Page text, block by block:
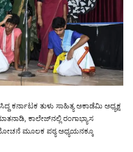
ಕರ್ನಾಟಕ ತುಳು ಸಾಹಿತ್ಯ ಅಕಾಡೆಮಿ ಅಧ್ಯಕ್ಷ
ಕಾಲೇಜ್‌ನಲ್ಲಿ ರಂಗಾಭ್ಯಾಸ
ಯೋಚನೆ ಮೂಲಕ ಪಠ್ಯ ಅಧ್ಯಯನಕ್ಕೂ